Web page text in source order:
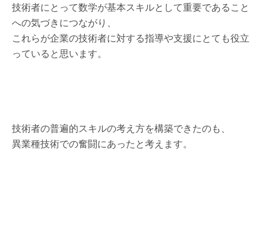
技術者にとって数学が基本スキルとして重要であること
への気づきにつながり、
これらが企業の技術者に対する指導や支援にとても役立
っていると思います。
技術者の普遍的スキルの考え方を構築できたのも、
異業種技術での奮闘にあったと考えます。